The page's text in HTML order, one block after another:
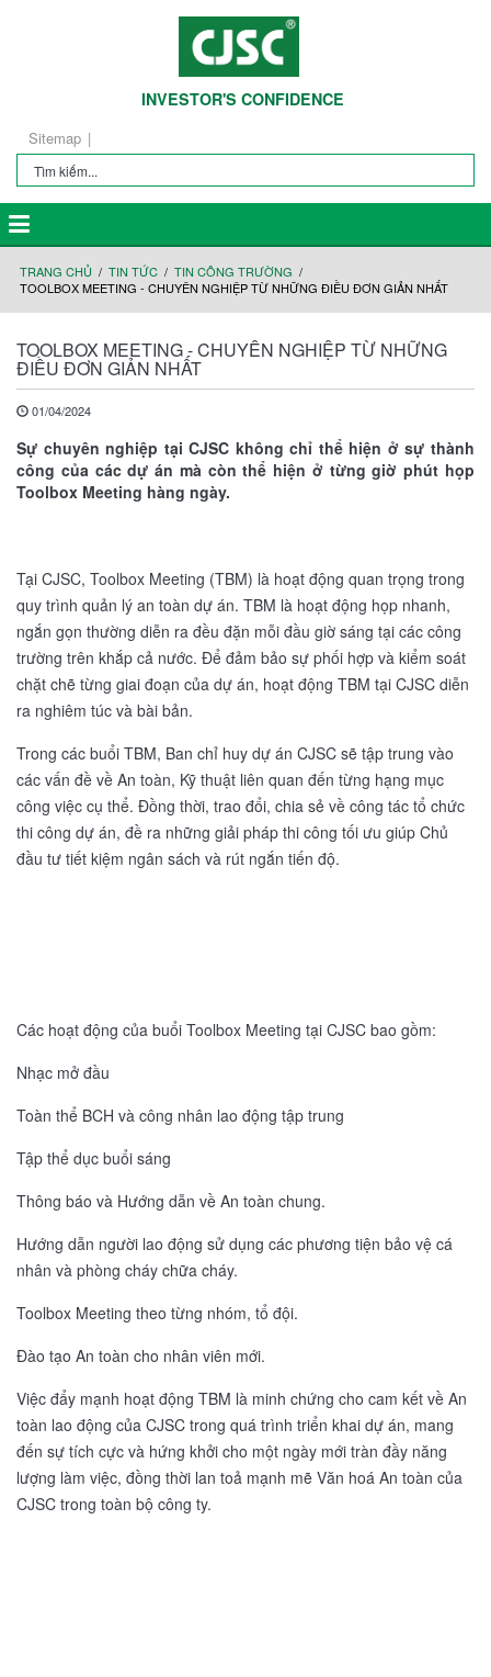
INVESTOR'S CONFIDENCE
Sitemap
TRANG CHỦ TIN TỨC
TIN CÔNG TRƯỜNG
TOOLBOX MEETING - CHUYÊN NGHIỆP TỪ NHỮNG ĐIỀU ĐƠN GIẢN NHẤT
TOOLBOX MEETING - CHUYÊN NGHIỆP TỪ NHỮNG
ĐIỀU ĐƠN GIẢN NHẤT
01/04/2024
Sự chuyên nghiệp tại CJSC không chỉ thể hiện ở sự thành
công của các dự án mà còn thể hiện ở từng giờ phút họp
Toolbox Meeting hàng ngày.
Tại CJSC, Toolbox Meeting (TBM) là hoạt động quan trọng trong
quy trình quản lý an toàn dự án. TBM là hoạt động họp nhanh,
ngắn gọn thường diễn ra đều đặn mỗi đầu giờ sáng tại các công
trường trên khắp cả nước. Để đảm bảo sự phối hợp và kiểm soát
chặt chẽ từng giai đoạn của dự án, hoạt động TBM tại CJSC diễn
ra nghiêm túc và bài bản.
Trong các buổi TBM, Ban chỉ huy dự án CJSC sẽ tập trung vào
các vấn đề về An toàn, Kỹ thuật liên quan đến từng hạng mục
công việc cụ thể. Đồng thời, trao đổi, chia sẻ về công tác tổ chức
thi công dự án, đề ra những giải pháp thi công tối ưu giúp Chủ
đầu tư tiết kiệm ngân sách và rút ngắn tiến độ.
Các hoạt động của buổi Toolbox Meeting tại CJSC bao gồm:
Nhạc mở đầu
Toàn thể BCH và công nhân lao động tập trung
Tập thể dục buổi sáng
Thông báo và Hướng dẫn về An toàn chung.
Hướng dẫn người lao động sử dụng các phương tiện bảo vệ cá
nhân và phòng cháy chữa cháy.
Toolbox Meeting theo từng nhóm, tổ đội.
Đào tạo An toàn cho nhân viên mới.
Việc đẩy mạnh hoạt động TBM là minh chứng cho cam kết về An
toàn lao động của CJSC trong quá trình triển khai dự án, mang
đến sự tích cực và hứng khởi cho một ngày mới tràn đầy năng
lượng làm việc, đồng thời lan toả mạnh mẽ Văn hoá An toàn của
CJSC trong toàn bộ công ty.